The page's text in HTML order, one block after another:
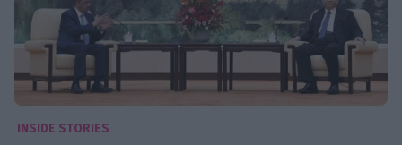
INSIDE STORIES